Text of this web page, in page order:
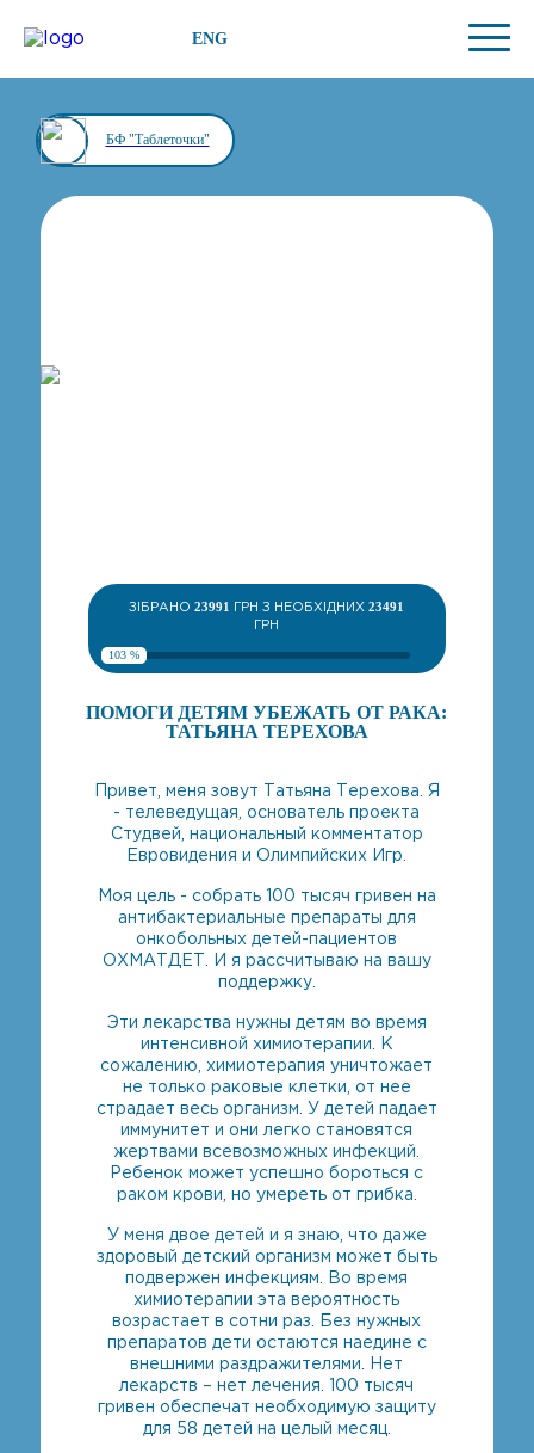
ENG
БФ "Таблеточки"
ЗІБРАНО23991 ГРН З НЕОБХІДНИХ23491
ГРН
103 %
ПОМОГИ ДЕТЯМ УБЕЖАТЬ ОТ РАКА:
ТАТЬЯНА ТЕРЕХОВА
Привет, меня зовут Татьяна Терехова. Я
- телеведущая, основатель проекта
Студвей, национальный комментатор
Евровидения и Олимпийских Игр.
Моя цель - собрать 100 тысяч гривен на
антибактериальные препараты для
онкобольных детей-пациентов
ОХМАТДЕТ. И я рассчитываю на вашу
поддержку.
Эти лекарства нужны детям во время
интенсивной химиотерапии. К
сожалению, химиотерапия уничтожает
не только раковые клетки, от нее
страдает весь организм. У детей падает
иммунитет и они легко становятся
жертвами всевозможных инфекций.
Ребенок может успешно бороться с
раком крови, но умереть от грибка.
У меня двое детей и я знаю, что даже
здоровый детский организм может быть
подвержен инфекциям. Во время
химиотерапии эта вероятность
возрастает в сотни раз. Без нужных
препаратов дети остаются наедине с
внешними раздражителями. Нет
лекарств – нет лечения. 100 тысяч
гривен обеспечат необходимую защиту
для 58 детей на целый месяц.